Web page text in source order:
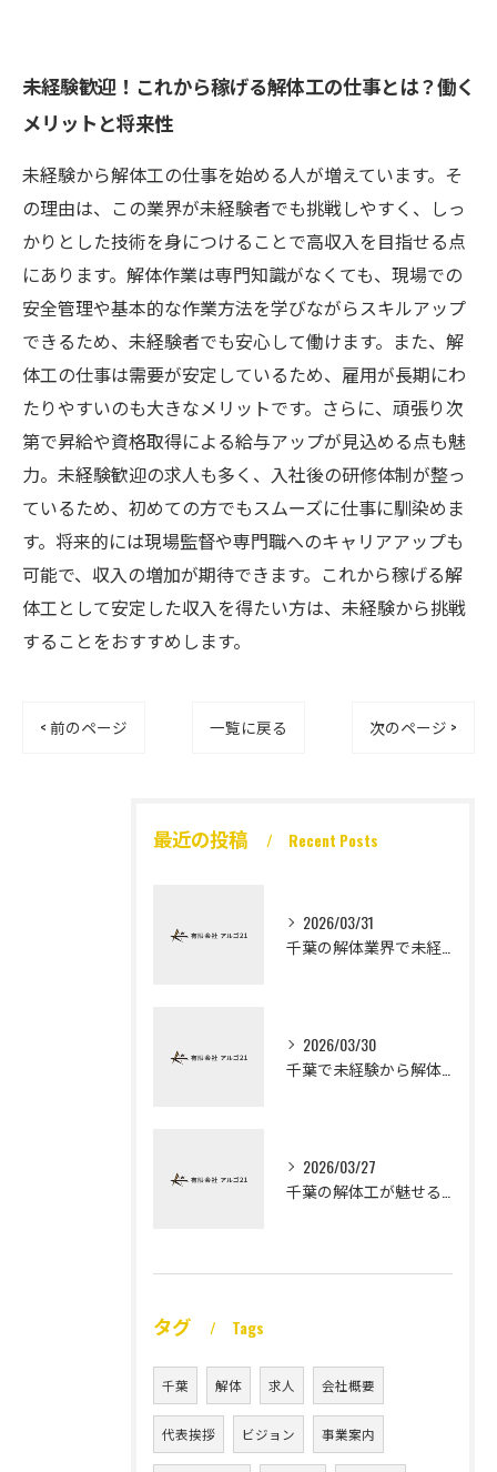
未経験歓迎！これから稼げる解体工の仕事とは？働く
メリットと将来性
未経験から解体工の仕事を始める人が増えています。そ
の理由は、この業界が未経験者でも挑戦しやすく、しっ
かりとした技術を身につけることで高収入を目指せる点
にあります。解体作業は専門知識がなくても、現場での
安全管理や基本的な作業方法を学びながらスキルアップ
できるため、未経験者でも安心して働けます。また、解
体工の仕事は需要が安定しているため、雇用が長期にわ
たりやすいのも大きなメリットです。さらに、頑張り次
第で昇給や資格取得による給与アップが見込める点も魅
力。未経験歓迎の求人も多く、入社後の研修体制が整っ
ているため、初めての方でもスムーズに仕事に馴染めま
す。将来的には現場監督や専門職へのキャリアアップも
可能で、収入の増加が期待できます。これから稼げる解
体工として安定した収入を得たい方は、未経験から挑戦
することをおすすめします。
< 前のページ 一覧に戻る 次のページ >
最近の投稿 Recent Posts
2026/03/31
2026/03/30
2026/03/27
タグ Tags
千葉 解体 求人 会社概要
代表挨拶 ビジョン 事業案内